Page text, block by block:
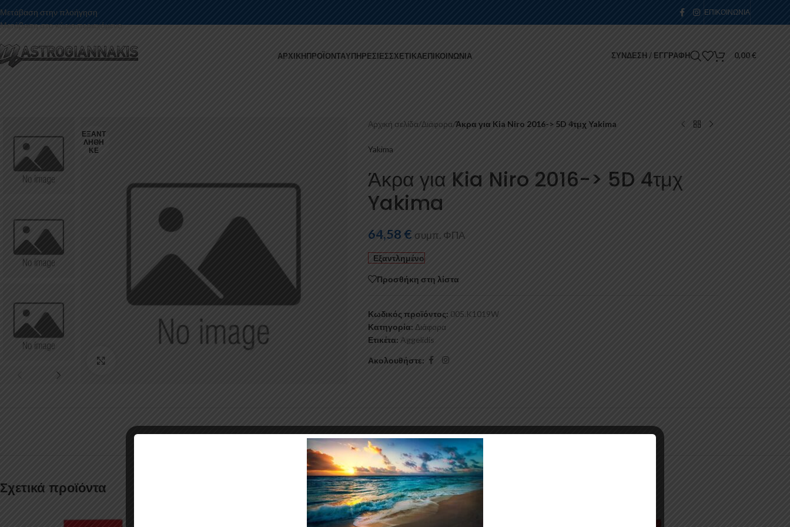
Μετάβαση στην πλοήγηση
Μετάβαση στο κύριο περιεχόμενο
ΕΠΙΚΟΙΝΩΝΊΑ
ΑΡΧΙΚΉΠΡΟΪΌΝΤΑΥΠΗΡΕΣΊΕΣΣΧΕΤΙΚΆΕΠΙΚΟΙΝΩΝΊΑ ΣΎΝΔΕΣΗ / ΕΓΓΡΑΦΉ 0,00€
ΕΞΑΝΤ
ΛΉΘΗ
ΚΕ
Αρχική σελίδα/Διάφορα/Άκρα για Kia Niro 2016-> 5D 4τμχ Yakima
Yakima
Άκρα για Kia Niro 2016-> 5D 4τμχ
Yakima
64,58 € συμπ. ΦΠΑ
Εξαντλημένο
Προσθήκη στη λίστα
Κωδικός προϊόντος: 005.K1019W
Κατηγορία: Διάφορα
Ετικέτα: Aggelidis
Ακολουθήστε:
Σχετικά προϊόντα